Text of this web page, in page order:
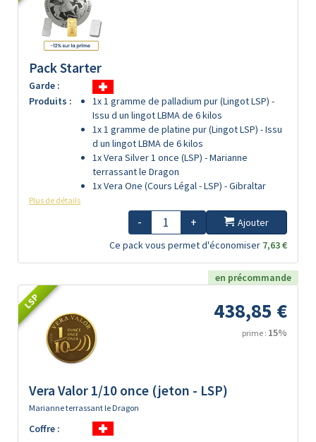
Pack Starter
Garde :
Produits :
1x 1 gramme de palladium pur (Lingot LSP) -
Issu d un lingot LBMA de 6 kilos
1x 1 gramme de platine pur (Lingot LSP) - Issu
d un lingot LBMA de 6 kilos
1x Vera Silver 1 once (LSP) - Marianne
terrassant le Dragon
1x Vera One (Cours Légal - LSP) - Gibraltar
Plus de détails
- +
Ajouter
Ce pack vous permet d'économiser 7,63 €
en précommande
LSP 438,85 €
prime : 15%
Vera Valor 1/10 once (jeton - LSP)
Marianne terrassant le Dragon
Coffre :